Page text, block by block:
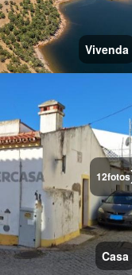
Vivenda
12fotos
Casa